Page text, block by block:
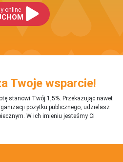
online
Twoje wsparcie!
stanowi Twój 1,5%. Przekazując nawet
pożytku publicznego, udzielasz
W ich imieniu jesteśmy Ci